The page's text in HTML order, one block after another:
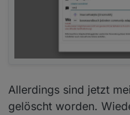
Allerdings sind jetzt
gelöscht worden.